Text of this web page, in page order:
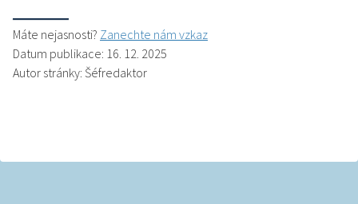
Máte nejasnosti? Zanechte nám vzkaz
Datum publikace: 16. 12. 2025
Autor stránky: Šéfredaktor